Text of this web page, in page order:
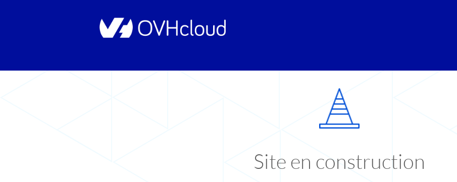
Site en construction